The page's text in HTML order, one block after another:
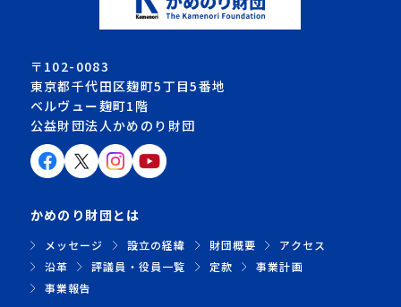
〒102-0083
東京都千代田区麹町5丁目5番地
ベルヴュー麹町1階
公益財団法人かめのり財団
かめのり財団とは
メッセージ 設立の経緯 財団概要
アクセス
沿革
評議員・役員一覧 定款
事業計画
事業報告